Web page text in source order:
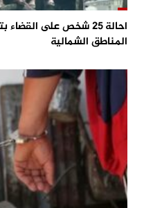
احالة 25 شخص على
المناطق الشمالية